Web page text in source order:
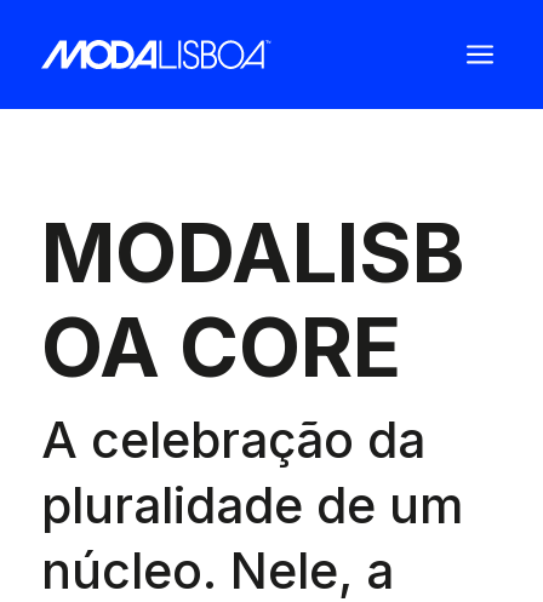
a
MODALISB
OA CORE
A celebração da
pluralidade de um
núcleo. Nele, a